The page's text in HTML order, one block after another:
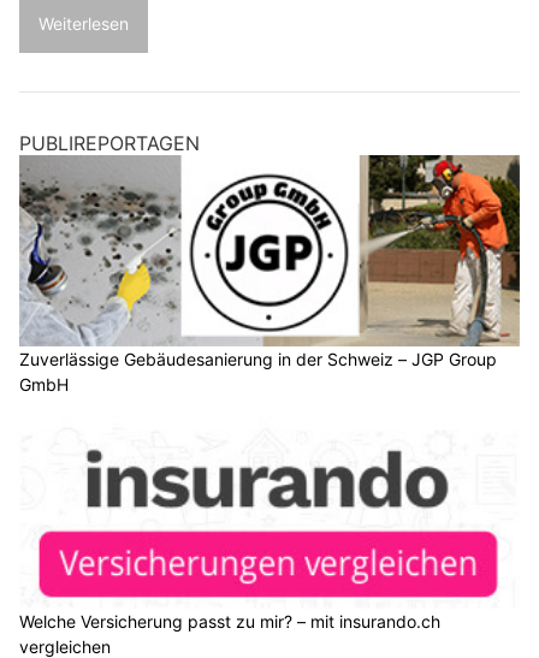
Weiterlesen
PUBLIREPORTAGEN
Zuverlässige Gebäudesanierung in der Schweiz – JGP Group
GmbH
Welche Versicherung passt zu mir? – mit insurando.ch
vergleichen